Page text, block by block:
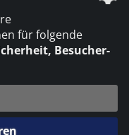
der
für folgende
Besucher-